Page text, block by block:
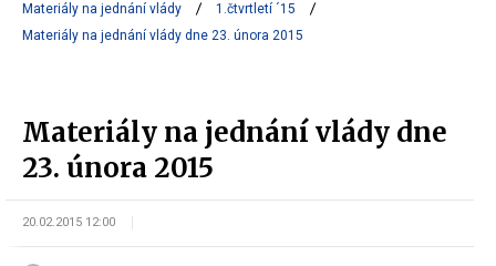
Materiály na jednání vlády
1.čtvrtletí ´15
Materiály na jednání vlády dne 23. února 2015
Materiály na jednání vlády dne
23. února 2015
20.02.2015 12:00